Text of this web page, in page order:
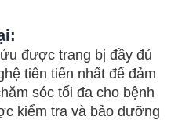
được trang bị đầy đủ
tiên tiến nhất để đảm
sóc tối đa cho bệnh
kiểm tra và bảo dưỡng